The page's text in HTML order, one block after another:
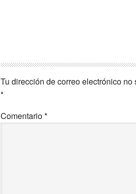
Tu dirección de correo electrónico no
*
Comentario*